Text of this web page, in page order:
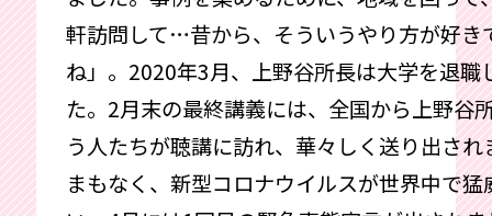
軒訪問して…昔から、そういうやり方が好き
ね」。2020年3月、上野谷所長は大学を退職
た。2月末の最終講義には、全国から上野谷
う人たちが聴講に訪れ、華々しく送り出され
まもなく、新型コロナウイルスが世界中で猛